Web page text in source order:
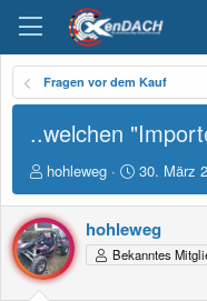
Fragen vor dem Kauf
..welchen
E
r
s
t
e
l
l
hohleweg
E
r
s
t
e
l
30. März
hohleweg
Bekanntes